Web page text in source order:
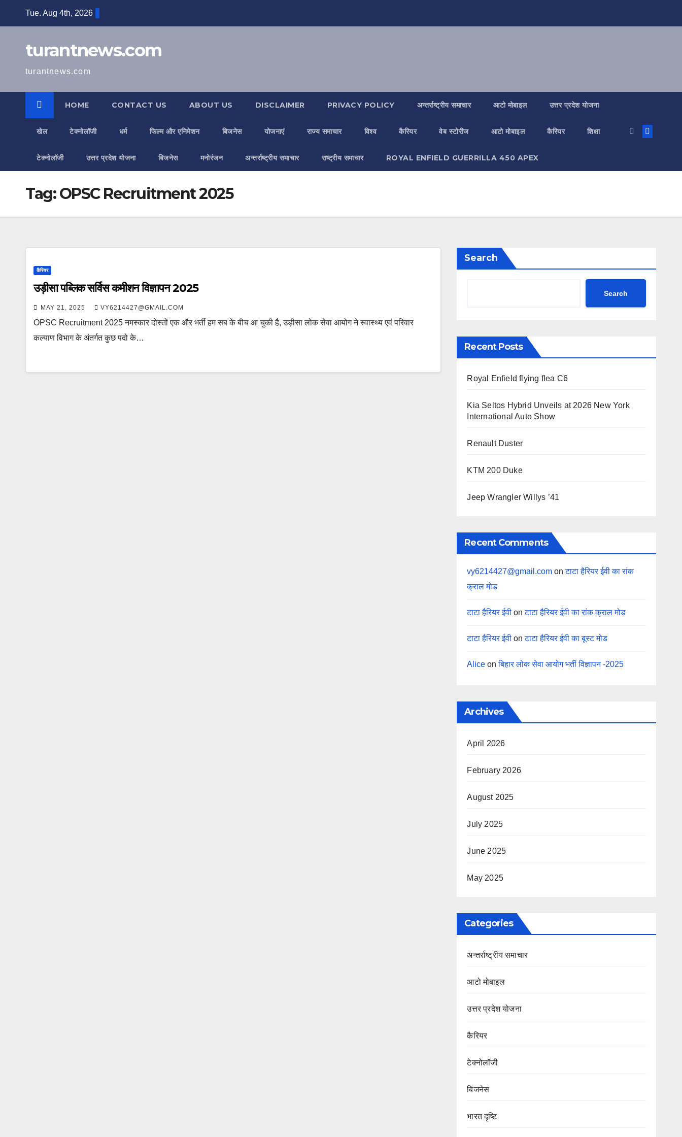
Tue. Aug 4th, 2026
turantnews.com
turantnews.com
HOME CONTACT US ABOUT US DISCLAIMER PRIVACY POLICY अन्तर्राष्ट्रीय समाचार आटो मोबाइल उत्तर प्रदेश योजना
खेल टेक्नोलॉजी धर्म फिल्म और एनिमेशन बिजनेस योजनाएं राज्य समाचार विश्व कैरियर वेब स्टोरीज आटो मोबाइल कैरियर शिक्षा
टेक्नोलॉजी उत्तर प्रदेश योजना बिजनेस मनोरंजन अन्तर्राष्ट्रीय समाचार राष्ट्रीय समाचार ROYAL ENFIELD GUERRILLA 450 APEX
Tag:OPSC Recruitment 2025
कैरियर
उड़ीसा पब्लिक सर्विस कमीशन विज्ञापन 2025
MAY 21, 2025 VY6214427@GMAIL.COM
OPSC Recruitment 2025 नमस्कार दोस्तों एक और भर्ती हम सब के बीच आ चुकी है, उड़ीसा लोक सेवा आयोग ने स्वास्थ्य एवं परिवार
कल्याण विभाग के अंतर्गत कुछ पदो के…
Search
Search
Recent Posts
Royal Enfield flying flea C6
Kia Seltos Hybrid Unveils at 2026 New York
International Auto Show
Renault Duster
KTM 200 Duke
Jeep Wrangler Willys ’41
Recent Comments
vy6214427@gmail.com onटाटा हैरियर ईवी का रांक
क्राल मोड
टाटा हैरियर ईवी onटाटा हैरियर ईवी का रांक क्राल मोड
टाटा हैरियर ईवी onटाटा हैरियर ईवी का बूस्ट मोड
Alice onबिहार लोक सेवा आयोग भर्ती विज्ञापन -2025
Archives
April 2026
February 2026
August 2025
July 2025
June 2025
May 2025
Categories
अन्तर्राष्ट्रीय समाचार
आटो मोबाइल
उत्तर प्रदेश योजना
कैरियर
टेक्नोलॉजी
बिजनेस
भारत दृष्टि